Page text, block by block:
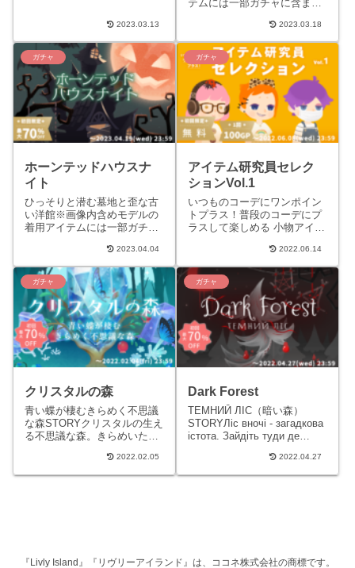
ント「マハラバザール2023.03.13
テムには一部ガチャに含まれ
ある魔女が住むアイランド。
中央の大釜ではいろいろな
も...
2023.03.18
ガチャ
ホーンテッドハウスナ
イト
ひっそりと潜む墓地と歪な古
い洋館※画像内含めモデルの
着用アイテムには一部ガチャ
す。STORYひんやりとした森
の奥深くに迷い込んだホムと
リ...
2023.04.04
ガチャ
アイテム研究員セレク
ションVol.1
いつものコーデにワンポイン
トプラス！普段のコーデにプ
ラスして楽しめる 小物アイテ
イテム研究員達がこだわって
作ったアクセサリーガチャ...
2022.06.14
ガチャ
クリスタルの森
青い蝶が棲むきらめく不思議
な森STORYクリスタルの生え
る不思議な森。きらめいた不
ず、かつての探検家たちの道
具は結晶がつき、森の一部に
2022.02.05
ガチャ
Dark Forest
ТЕМНИЙ ЛІС（暗い森）
STORYЛіс вночі - загадкова
істота. Зайдіть туди де
2022.04.27
『Livly Island』『リヴリーアイランド』は、ココネ株式会社の商標です。